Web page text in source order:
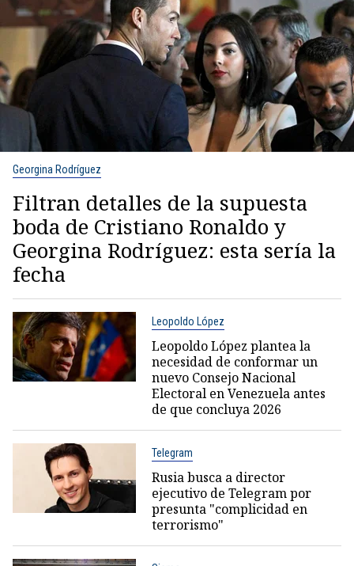
Georgina Rodríguez
Filtran detalles de la supuesta
boda de Cristiano Ronaldo y
Georgina Rodríguez: esta sería la
fecha
Leopoldo López
Leopoldo López plantea la
necesidad de conformar un
nuevo Consejo Nacional
Electoral en Venezuela antes
de que concluya 2026
Telegram
Rusia busca a director
ejecutivo de Telegram por
presunta "complicidad en
terrorismo"